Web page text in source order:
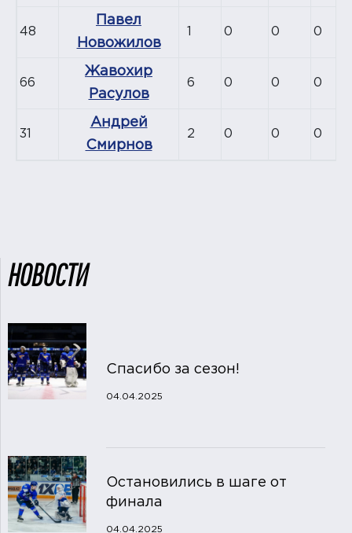
48
Павел
Новожилов
0 0 0
66
Жавохир
Расулов
6 0 0 0
31
Андрей
Смирнов
2 0 0 0
НОВОСТИ
Спасибо за сезон!
04.04.2025
Остановились в шаге от
финала
04.04.2025